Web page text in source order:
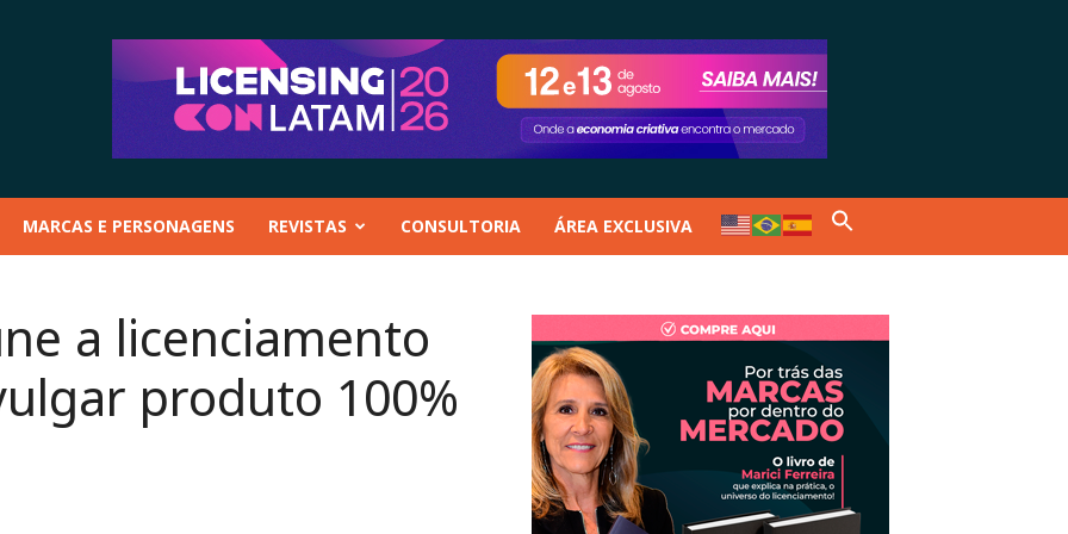
MARCAS E PERSONAGENS REVISTAS CONSULTORIA ÁREA EXCLUSIVA
a licenciamento
produto 100%